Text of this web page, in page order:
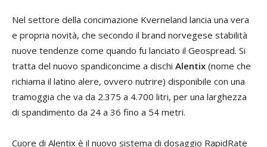
Nel settore della concimazione Kverneland lancia una vera
e propria novità, che secondo il brand norvegese stabilità
nuove tendenze come quando fu lanciato il Geospread. Si
tratta del nuovo spandiconcime a dischi Alentix (nome che
richiama il latino alere, ovvero nutrire) disponibile con una
tramoggia che va da 2.375 a 4.700 litri, per una larghezza
di spandimento da 24 a 36 fino a 54 metri.
Cuore di Alentix è il nuovo sistema di dosaggio RapidRate